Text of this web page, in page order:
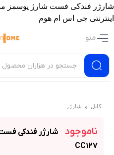
اینترنتی جی اس ام هوم
منو
کابل و شارژر
ناموجود
CC127